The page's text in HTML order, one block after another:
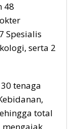
48
Spesialis
serta 2
tenaga
total